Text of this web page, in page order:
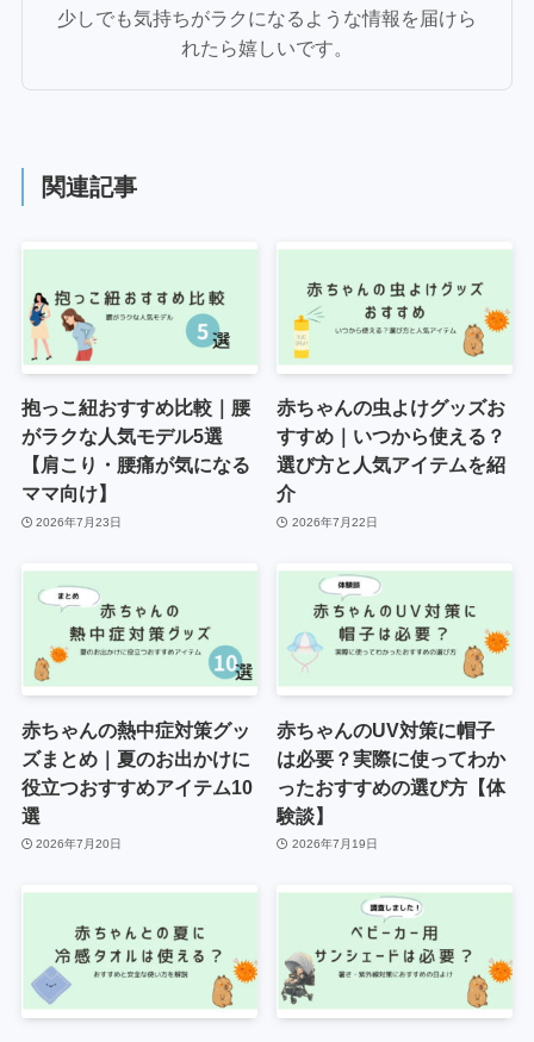
少しでも気持ちがラクになるような情報を届けら
れたら嬉しいです。
関連記事
抱っこ紐おすすめ比較｜腰
がラクな人気モデル5選
【肩こり・腰痛が気になる
ママ向け】
2026年7月23日
赤ちゃんの虫よけグッズお
すすめ｜いつから使える？
選び方と人気アイテムを紹
介
2026年7月22日
赤ちゃんの熱中症対策グッ
ズまとめ｜夏のお出かけに
役立つおすすめアイテム10
選
2026年7月20日
赤ちゃんのUV対策に帽子
は必要？実際に使ってわか
ったおすすめの選び方【体
験談】
2026年7月19日